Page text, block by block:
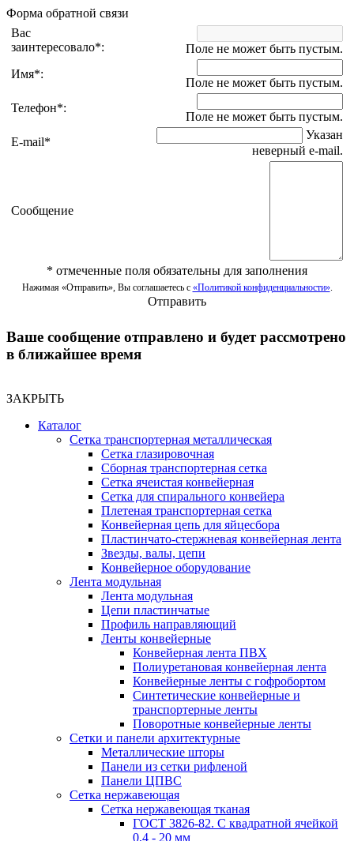
Форма обратной связи
Вас
заинтересовало*:
Поле не может быть пустым.
Имя*:
Поле не может быть пустым.
Телефон*:
Поле не может быть пустым.
E-mail*
Указан
неверный e-mail.
Сообщение
* отмеченные поля обязательны для заполнения
Нажимая «Отправить», Вы соглашаетесь с «Политикой конфиденциальности».
Отправить
Ваше сообщение отправлено и будет рассмотрено
в ближайшее время
ЗАКРЫТЬ
Каталог
Сетка транспортерная металлическая
Сетка глазировочная
Сборная транспортерная сетка
Сетка ячеистая конвейерная
Сетка для спирального конвейера
Плетеная транспортерная сетка
Конвейерная цепь для яйцесбора
Пластинчато-стержневая конвейерная лента
Звезды, валы, цепи
Конвейерное оборудование
Лента модульная
Лента модульная
Цепи пластинчатые
Профиль направляющий
Ленты конвейерные
Конвейерная лента ПВХ
Полиуретановая конвейерная лента
Конвейерные ленты с гофробортом
Синтетические конвейерные и
транспортерные ленты
Поворотные конвейерные ленты
Cетки и панели архитектурные
Металлические шторы
Панели из сетки рифленой
Панели ЦПВС
Сетка нержавеющая
Сетка нержавеющая тканая
ГОСТ 3826-82. C квадратной ячейкой
0,4 - 20 мм